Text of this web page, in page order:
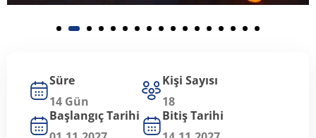
Süre
14 Gün
Kişi Sayısı
18
Başlangıç Tarihi
Bitiş Tarihi